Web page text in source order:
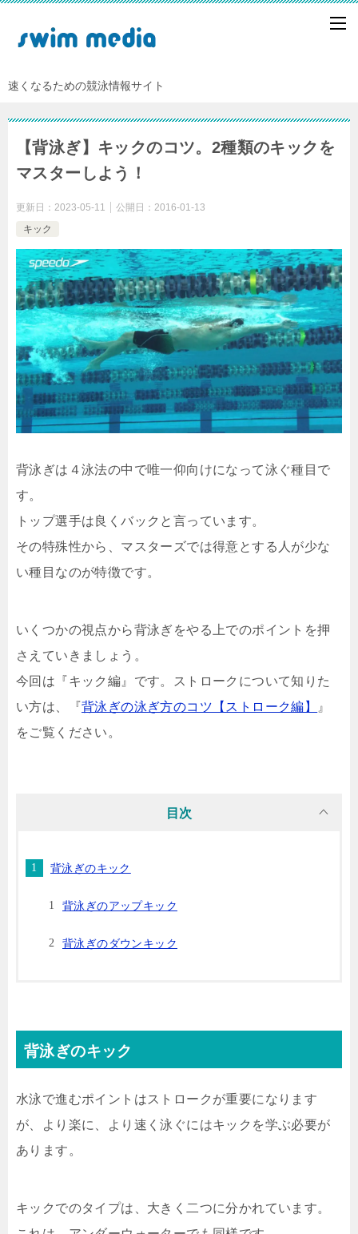
速くなるための競泳情報サイト
【背泳ぎ】キックのコツ。2種類のキックを
マスターしよう！
更新日： 2023-05-11 公開日： 2016-01-13
キック
背泳ぎは４泳法の中で唯一仰向けになって泳ぐ種目で
す。
トップ選手は良くバックと言っています。
その特殊性から、マスターズでは得意とする人が少な
い種目なのが特徴です。
いくつかの視点から背泳ぎをやる上でのポイントを押
さえていきましょう。
今回は『キック編』です。ストロークについて知りた
い方は、『背泳ぎの泳ぎ方のコツ【ストローク編】
』
をご覧ください。
目次
背泳ぎのキック
背泳ぎのアップキック
背泳ぎのダウンキック
背泳ぎのキック
水泳で進むポイントはストロークが重要になります
が、より楽に、より速く泳ぐにはキックを学ぶ必要が
あります。
キックでのタイプは、大きく二つに分かれています。